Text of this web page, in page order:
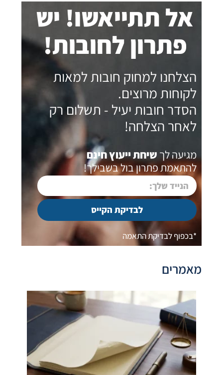
אל תתייאשו! יש
פתרון לחובות!
הצלחנו למחוק חובות למאות
לקוחות מרוצים.
הסדר חובות יעיל - תשלום רק
לאחר הצלחה!
מגיעה לך שיחת ייעוץ חינם
להתאמת פתרון בול בשבילך!
לבדיקת הקייס
*בכפוף לבדיקת התאמה
מאמרים